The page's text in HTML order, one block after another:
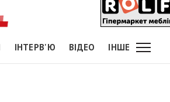
ІНТЕРВ'Ю ВІДЕО ІНШЕ